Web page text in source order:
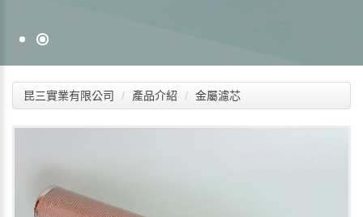
昆三實業有限公司 產品介紹 金屬濾芯